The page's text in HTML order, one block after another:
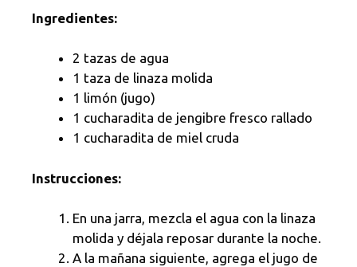
Ingredientes:
2 tazas de agua
1 taza de linaza molida
1 limón (jugo)
1 cucharadita de jengibre fresco rallado
1 cucharadita de miel cruda
Instrucciones:
En una jarra, mezcla el agua con la linaza
molida y déjala reposar durante la noche.
A la mañana siguiente, agrega el jugo de